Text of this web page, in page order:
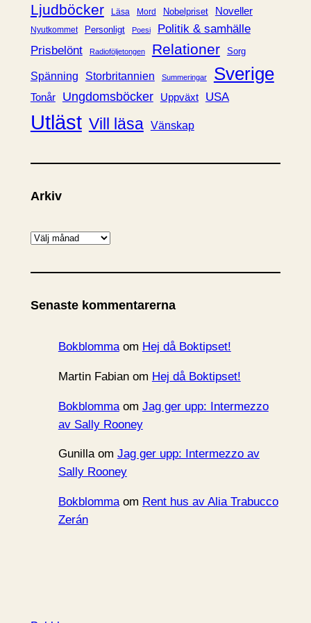
Ljudböcker
Läsa Mord Nobelpriset Noveller
Nyutkommet Personligt Poesi
Politik & samhälle
Prisbelönt
Radioföljetongen Relationer Sorg
Spänning Storbritannien Summeringar Sverige
Tonår Ungdomsböcker Uppväxt USA
Utläst Vill läsa Vänskap
Arkiv
A
k
v
Senaste kommentarerna
Bokblommaom Hej då Boktipset!
Martin Fabianom Hej då Boktipset!
Bokblommaom Jag ger upp: Intermezzo
av Sally Rooney
Gunillaom Jag ger upp: Intermezzo av
Sally Rooney
Bokblommaom Rent hus av Alia Trabucco
Zerán